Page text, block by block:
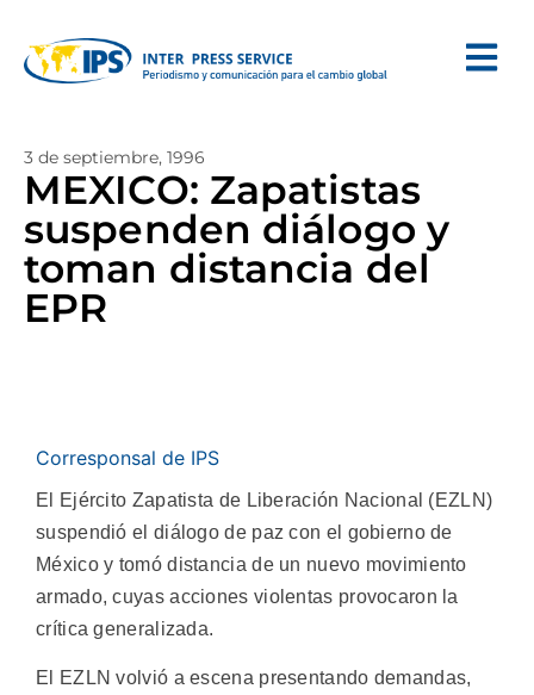
3 de septiembre, 1996
MEXICO: Zapatistas
suspenden diálogo y
toman distancia del
EPR
Corresponsal de IPS
El Ejército Zapatista de Liberación Nacional (EZLN)
suspendió el diálogo de paz con el gobierno de
México y tomó distancia de un nuevo movimiento
armado, cuyas acciones violentas provocaron la
crítica generalizada.
El EZLN volvió a escena presentando demandas,